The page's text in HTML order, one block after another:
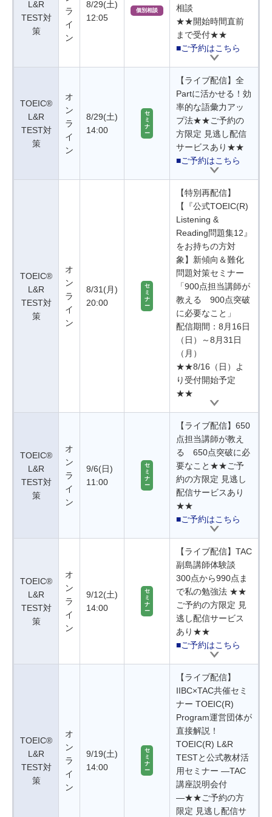
L&R
TEST対
策
ラ
イ
ン
8/29(土)
12:05
個別相談
相談
★★開始時間直前
まで受付★★
■ご予約はこちら
TOEIC®
L&R
TEST対
策
オ
ン
ラ
イ
ン
8/29(土)
14:00
セ
ミ
ナ
ー
【ライブ配信】全
Partに活かせる！効
率的な語彙力アッ
プ法★★ご予約の
方限定 見逃し配信
サービスあり★★
■ご予約はこちら
TOEIC®
L&R
TEST対
策
オ
ン
ラ
イ
ン
8/31(月)
20:00
セ
ミ
ナ
ー
【特別再配信】
【『公式TOEIC(R)
Listening &
Reading問題集12』
をお持ちの方対
象】新傾向＆難化
問題対策セミナー
「900点担当講師が
教える 900点突破
に必要なこと」
配信期間：8月16日
（日）～8月31日
（月）
★★8/16（日）よ
り受付開始予定
★★
TOEIC®
L&R
TEST対
策
オ
ン
ラ
イ
ン
9/6(日)
11:00
セ
ミ
ナ
ー
【ライブ配信】650
点担当講師が教え
る 650点突破に必
要なこと★★ご予
約の方限定 見逃し
配信サービスあり
★★
■ご予約はこちら
TOEIC®
L&R
TEST対
策
オ
ン
ラ
イ
ン
9/12(土)
14:00
セ
ミ
ナ
ー
【ライブ配信】TAC
副島講師体験談
300点から990点ま
で私の勉強法 ★★
ご予約の方限定 見
逃し配信サービス
あり★★
■ご予約はこちら
TOEIC®
L&R
TEST対
策
オ
ン
ラ
イ
ン
9/19(土)
14:00
セ
ミ
ナ
ー
【ライブ配信】
IIBC×TAC共催セミ
ナー TOEIC(R)
Program運営団体が
直接解説！
TOEIC(R) L&R
TESTと公式教材活
用セミナー ―TAC
講座説明会付
―★★ご予約の方
限定 見逃し配信サ